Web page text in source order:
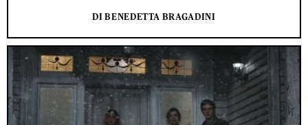
DI BENEDETTA BRAGADINI